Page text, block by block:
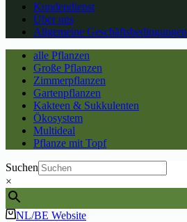
Kundendienst
Über uns
Allgemeine Geschäftsbedingungen
alle Pflanzen
Große Pflanzen
Zimmerpflanzen
Gartenpflanzen
Kakteen & Sukkulenten
Ökosystem
Multideal
Pflanze mit Topf
Suchen
×
NL/BE Website